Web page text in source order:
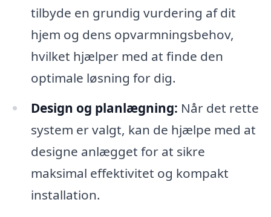
tilbyde en grundig vurdering af dit
hjem og dens opvarmningsbehov,
hvilket hjælper med at finde den
optimale løsning for dig.
Design og planlægning: Når det rette
system er valgt, kan de hjælpe med at
designe anlægget for at sikre
maksimal effektivitet og kompakt
installation.